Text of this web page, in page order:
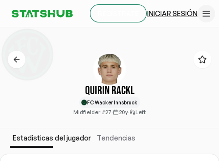
INICIAR SESIÓN
Quirin Rackl
FC Wacker Innsbruck
Midfielder·#27· 20y· Left
Estadisticas del jugador Tendencias